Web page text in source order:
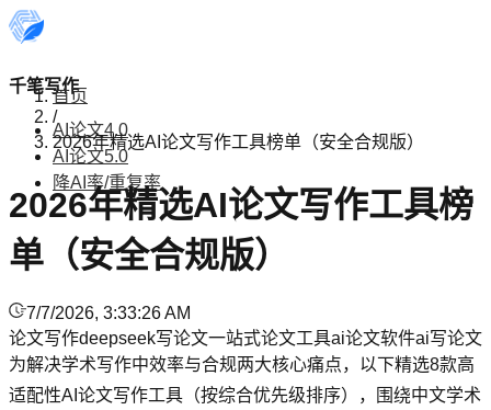
千笔写作
AI论文4.0
AI论文5.0
降AI率/重复率
首页
/
2026年精选AI论文写作工具榜单（安全合规版）
2026年精选AI论文写作工具榜
单（安全合规版）
7/7/2026, 3:33:26 AM
论文写作deepseek写论文一站式论文工具ai论文软件ai写论文
为解决学术写作中效率与合规两大核心痛点，以下精选8款高
适配性AI论文写作工具（按综合优先级排序），围绕中文学术